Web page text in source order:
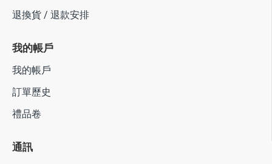
退換貨 / 退款安排
我的帳戶
我的帳戶
訂單歷史
禮品卷
通訊